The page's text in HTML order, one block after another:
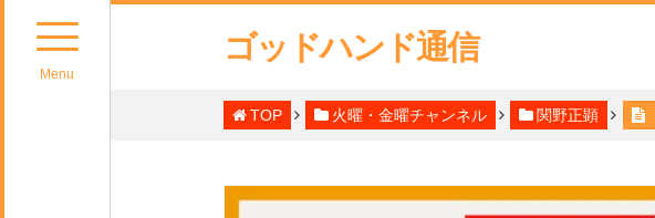
Menu
ゴッドハンド通信
TOP 火曜・金曜チャンネル 関野正顕